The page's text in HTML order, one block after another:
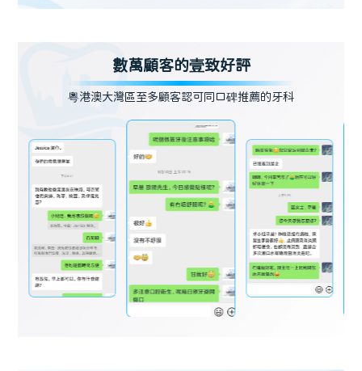
數萬顧客的壹致好評
粵港澳大灣區至多顧客認可同口碑推薦的牙科